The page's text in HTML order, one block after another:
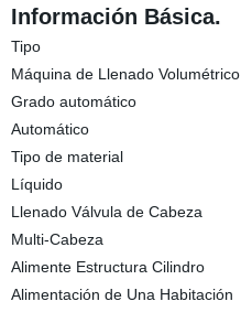
Información Básica.
Tipo
Máquina de Llenado Volumétrico
Grado automático
Automático
Tipo de material
Líquido
Llenado Válvula de Cabeza
Multi-Cabeza
Alimente Estructura Cilindro
Alimentación de Una Habitación